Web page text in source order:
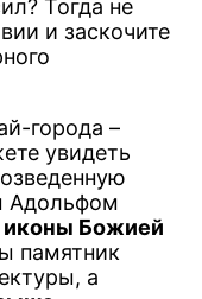
Тогда не
и заскочите
города –
увидеть
Адольфом
иконы Божией
памятник
а